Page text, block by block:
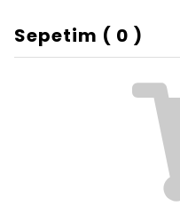
Sepetim ( 0 )